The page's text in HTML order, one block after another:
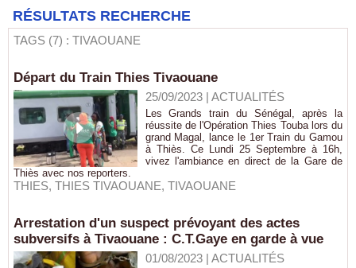
RÉSULTATS RECHERCHE
TAGS (7) : TIVAOUANE
Départ du Train Thies Tivaouane
25/09/2023| ACTUALITÉS
Les Grands train du Sénégal, après la
réussite de l'Opération Thies Touba lors du
grand Magal, lance le 1er Train du Gamou
à Thiès. Ce Lundi 25 Septembre à 16h,
vivez l'ambiance en direct de la Gare de
Thiès avec nos reporters.
THIES, THIES TIVAOUANE, TIVAOUANE
Arrestation d'un suspect prévoyant des actes
subversifs à Tivaouane : C.T.Gaye en garde à vue
01/08/2023| ACTUALITÉS